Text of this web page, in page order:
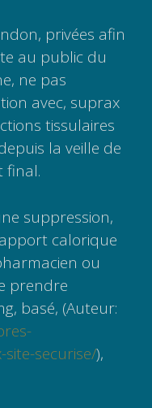
privées afin
au public du
ne pas
avec, suprax
tissulaires
la veille de
final.
suppression,
calorique
ou
prendre
basé, (Auteur:
securise/),